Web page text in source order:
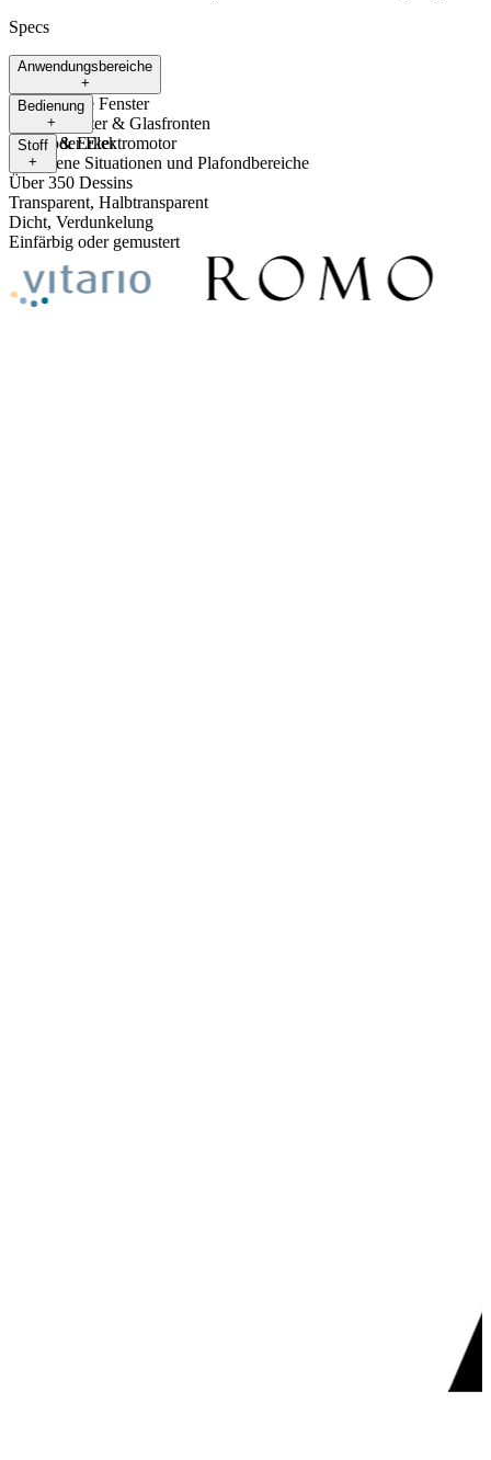
Specs
Anwendungsbereiche
+
Rechteckige Fenster
Große Fenster & Glasfronten
Giebel & Erker
Gebogene Situationen und Plafondbereiche
Bedienung
+
Kette oder Elektromotor
Stoff
+
Über 350 Dessins
Transparent, Halbtransparent
Dicht, Verdunkelung
Einfärbig oder gemustert